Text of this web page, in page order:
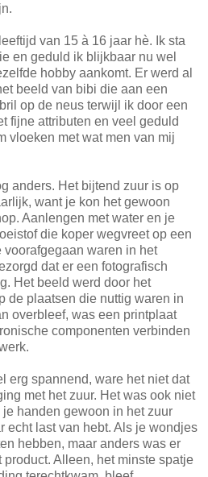
van 15 à 16 jaar hè. Ik sta
en geduld ik blijkbaar nu wel
hobby aankomt. Er werd al
beeld van bibi die aan een
op de neus terwijl ik door een
fijne attributen en veel geduld
vloeken met wat men van mij
anders. Het bijtend zuur is op
want je kon het gewoon
Aanlengen met water en je
die koper wegvreet op een
waren in het
dat er een fotografisch
Het beeld werd door het
de plaatsen die nuttig waren in
overbleef, was een printplaat
componenten verbinden
erg spannend, ware het niet dat
met het zuur. Het was ook niet
handen gewoon in het zuur
echt last van hebt. Als je wondjes
hebben, maar anders was er
Alleen, het minste spatje